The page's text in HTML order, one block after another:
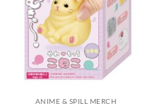
ANIME & SPILL MERCH